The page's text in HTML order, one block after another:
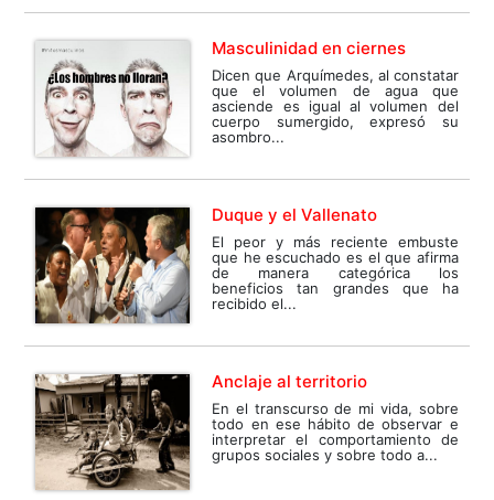
Masculinidad en ciernes
Dicen que Arquímedes, al constatar
que el volumen de agua que
asciende es igual al volumen del
cuerpo sumergido, expresó su
asombro...
Duque y el Vallenato
El peor y más reciente embuste
que he escuchado es el que afirma
de manera categórica los
beneficios tan grandes que ha
recibido el...
Anclaje al territorio
En el transcurso de mi vida, sobre
todo en ese hábito de observar e
interpretar el comportamiento de
grupos sociales y sobre todo a...